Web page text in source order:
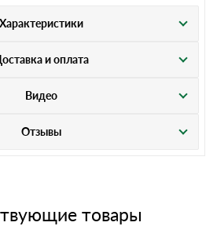
Характеристики
и оплата
Видео
Отзывы
товары